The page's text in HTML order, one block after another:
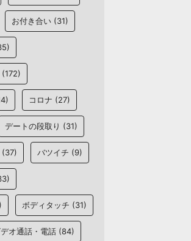
お付き合い (31)
(172)
コロナ (27)
デートの段取り (31)
(37) バツイチ (9)
ボディタッチ (31)
オ通話・電話 (84)